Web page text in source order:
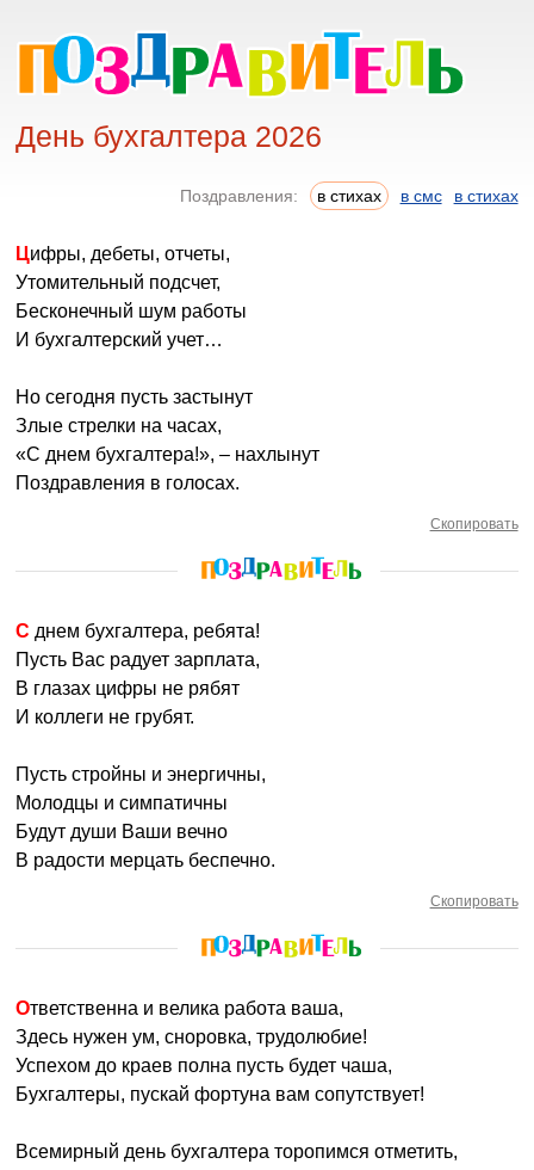
День бухгалтера 2026
Поздравления: в стихах в смс в стихах
Цифры, дебеты, отчеты,
Утомительный подсчет,
Бесконечный шум работы
И бухгалтерский учет…
Но сегодня пусть застынут
Злые стрелки на часах,
«С днем бухгалтера!», ‒ нахлынут
Поздравления в голосах.
Скопировать
С днем бухгалтера, ребята!
Пусть Вас радует зарплата,
В глазах цифры не рябят
И коллеги не грубят.
Пусть стройны и энергичны,
Молодцы и симпатичны
Будут души Ваши вечно
В радости мерцать беспечно.
Скопировать
Ответственна и велика работа ваша,
Здесь нужен ум, сноровка, трудолюбие!
Успехом до краев полна пусть будет чаша,
Бухгалтеры, пускай фортуна вам сопутствует!
Всемирный день бухгалтера торопимся отметить,